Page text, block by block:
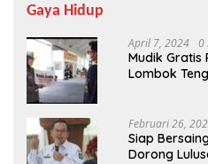
Gaya Hidup
April 7, 2024 0
Mudik Gratis
Lombok
Februari 26,
Siap
Dorong